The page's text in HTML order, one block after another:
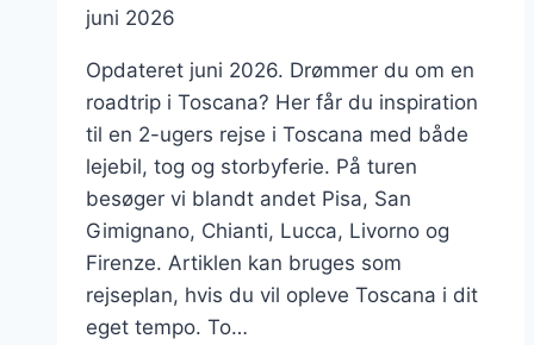
juni 2026
Opdateret juni 2026. Drømmer du om en
roadtrip i Toscana? Her får du inspiration
til en 2-ugers rejse i Toscana med både
lejebil, tog og storbyferie. På turen
besøger vi blandt andet Pisa, San
Gimignano, Chianti, Lucca, Livorno og
Firenze. Artiklen kan bruges som
rejseplan, hvis du vil opleve Toscana i dit
eget tempo. To…